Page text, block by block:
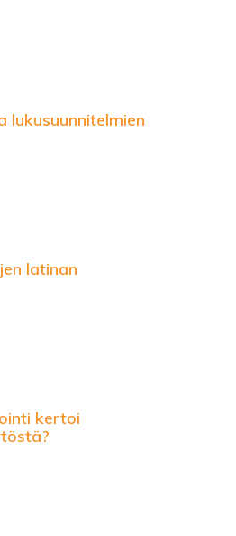
lukusuunnitelmien
latinan
kertoi